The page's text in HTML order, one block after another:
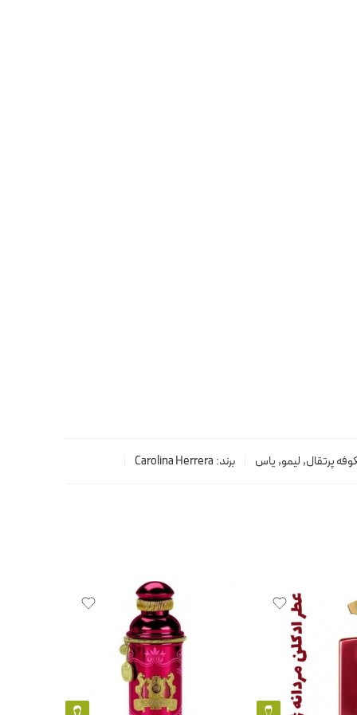
پرتقال, لیمو, یاس برند: Carolina Herrera